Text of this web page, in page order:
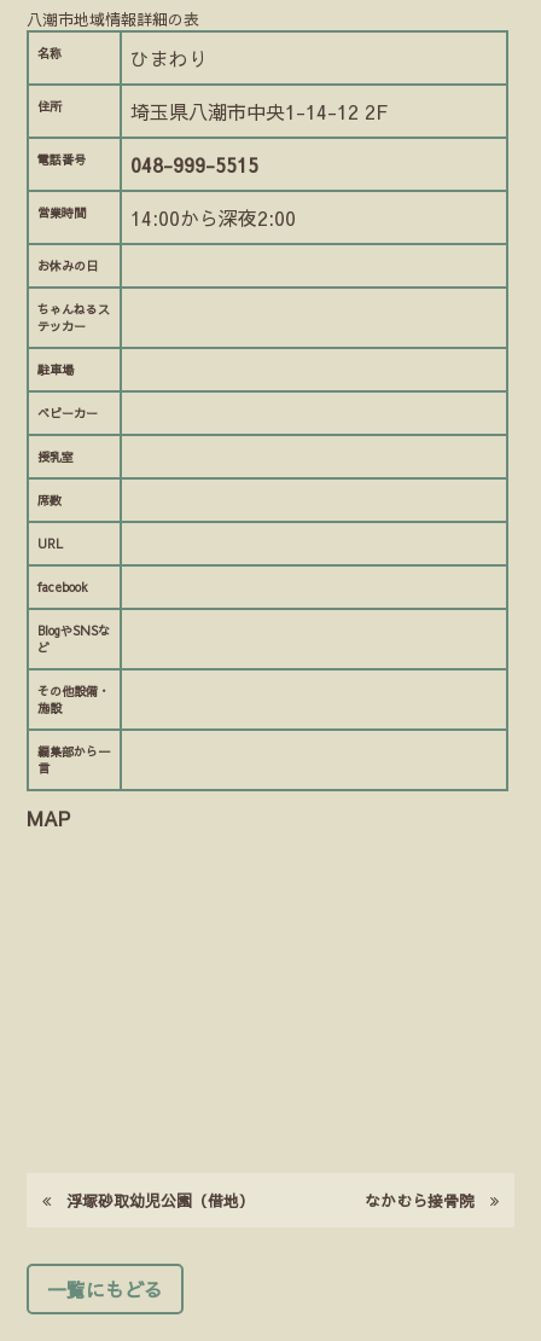
八潮市地域情報詳細の表
名称 ひまわり
住所 埼玉県八潮市中央1-14-12 2F
電話番号 048-999-5515
営業時間 14:00から深夜2:00
お休みの日
ちゃんねるス
テッカー
駐車場
ベビーカー
授乳室
席数
URL
facebook
BlogやSNSな
ど
その他設備・
施設
編集部から一
言
MAP
浮塚砂取幼児公園（借地） なかむら接骨院
一覧にもどる